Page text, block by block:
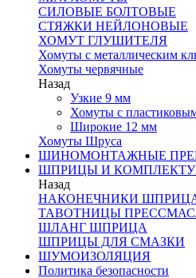
СИЛОВЫЕ БОЛТОВЫЕ
СТЯЖКИ НЕЙЛОНОВЫЕ
ХОМУТ ГЛУШИТЕЛЯ
Хомуты с металлическим
Хомуты червячные
Назад
Узкие 9 мм
Хомуты с
Широкие 12 мм
Хомуты Шруса
ШИНОМОНТАЖНЫЕ
ШПРИЦЫ И
Назад
НАКОНЕЧНИКИ
ТАВОТНИЦЫ
ШЛАНГ ШПРИЦА
ШПРИЦЫ ДЛЯ СМАЗКИ
ШУМОИЗОЛЯЦИЯ
Политика безопасности